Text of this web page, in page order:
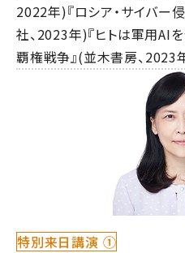
2022年)『ロシア・サイバー
社、2023年)『ヒトは軍用AI
覇権戦争』(並木書房、2023
特別来日講演 ①